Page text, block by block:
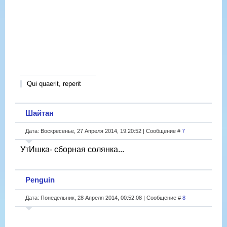
Qui quaerit, reperit
Шайтан
Дата: Воскресенье, 27 Апреля 2014, 19:20:52 | Сообщение # 7
УтИшка- сборная солянка...
Penguin
Дата: Понедельник, 28 Апреля 2014, 00:52:08 | Сообщение # 8